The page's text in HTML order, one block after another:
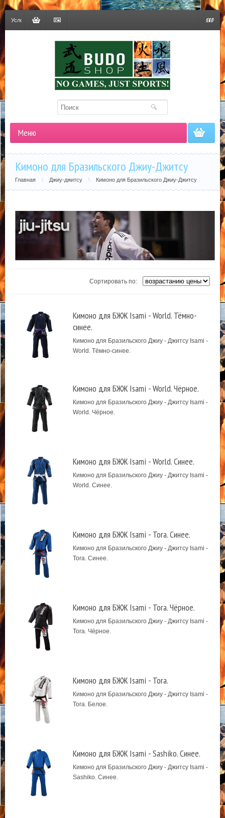
Гривна
Условия
Меню
Кимоно для Бразильского Джиу-Джитсу
Главная \ Джиу-джитсу \ Кимоно для Бразильского Джиу-Джитсу
Сортировать по:
Кимоно для БЖЖ Isami - World. Тёмно-
синее.
Кимоно для Бразильского Джиу - Джитсу Isami -
World. Тёмно-синее.
Кимоно для БЖЖ Isami - World. Чёрное.
Кимоно для Бразильского Джиу - Джитсу Isami -
World. Чёрное.
Кимоно для БЖЖ Isami - World. Синее.
Кимоно для Бразильского Джиу - Джитсу Isami -
World. Синее.
Кимоно для БЖЖ Isami - Tora. Синее.
Кимоно для Бразильского Джиу - Джитсу Isami -
Tora. Синее.
Кимоно для БЖЖ Isami - Tora. Чёрное.
Кимоно для Бразильского Джиу - Джитсу Isami -
Tora. Чёрное.
Кимоно для БЖЖ Isami - Tora.
Кимоно для Бразильского Джиу - Джитсу Isami -
Tora. Белое.
Кимоно для БЖЖ Isami - Sashiko. Синее.
Кимоно для Бразильского Джиу - Джитсу Isami -
Sashiko. Синее.